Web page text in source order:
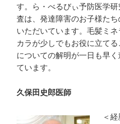
す。ら・べるびぃ予防医学
査は、発達障害のお子様た
いただいています。毛髪ミ
カラが少しでもお役に立て
についての解明が一日も早
ています。
久保田史郎医師
＜経